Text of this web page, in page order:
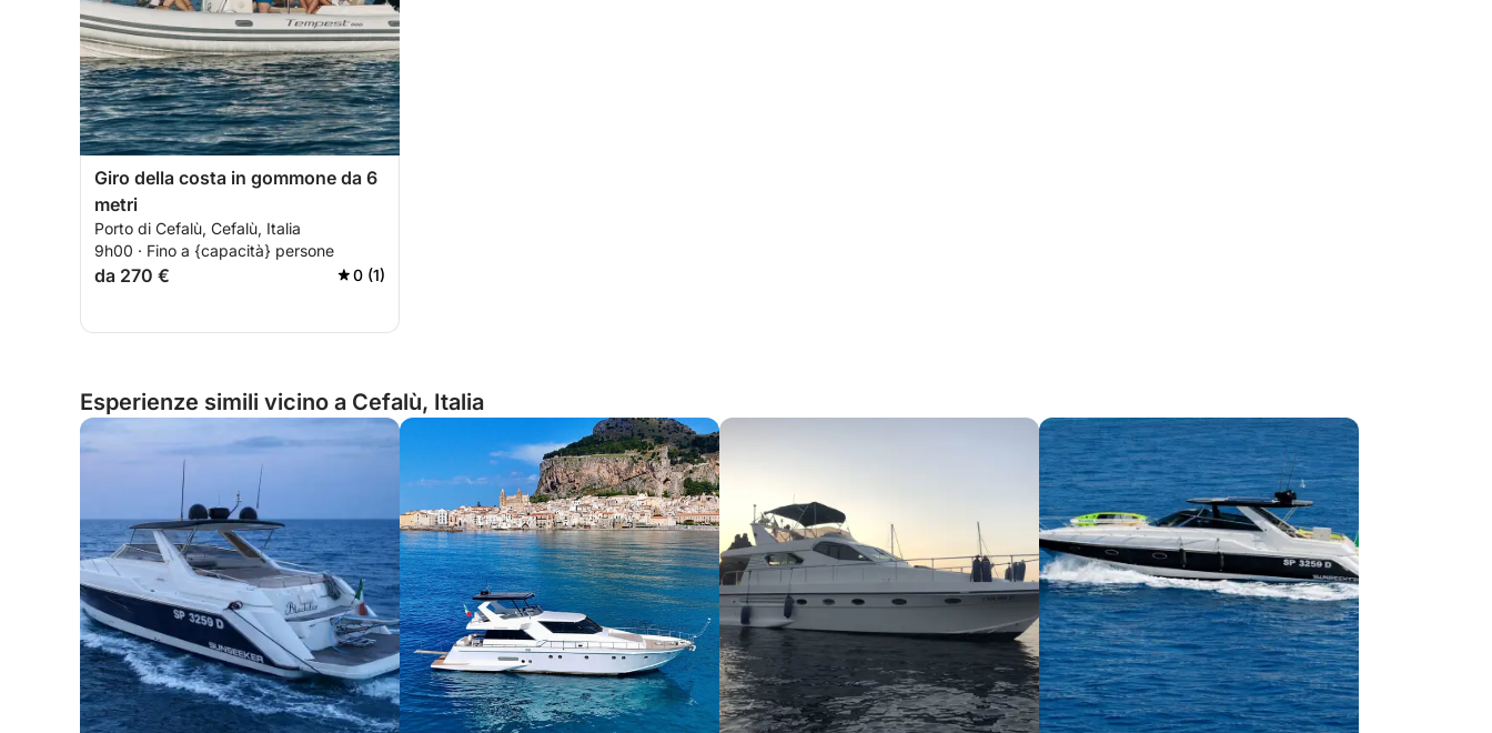
Giro della costa in gommone da 6
metri
Porto di Cefalù, Cefalù, Italia
9h00 · Fino a {capacità} persone
da 270 € 0 (1)
Esperienze simili vicino a Cefalù, Italia